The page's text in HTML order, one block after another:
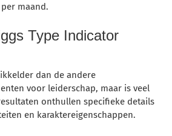
maand.
Type Indicator
dan de andere
voor leiderschap, maar is veel
onthullen specifieke details
en karaktereigenschappen.